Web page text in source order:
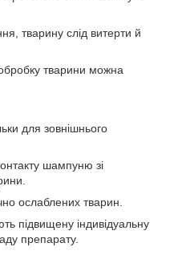
тварину слід витерти й
обробку тварини можна
для зовнішнього
шампуню зі
ослаблених тварин.
підвищену індивідуальну
препарату.